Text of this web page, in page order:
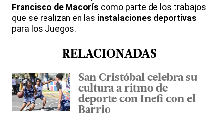
Francisco de Macorís como parte de los trabajos
que se realizan en las instalaciones deportivas
para los Juegos.
RELACIONADAS
San Cristóbal celebra su
cultura a ritmo de
deporte con Inefi con el
Barrio